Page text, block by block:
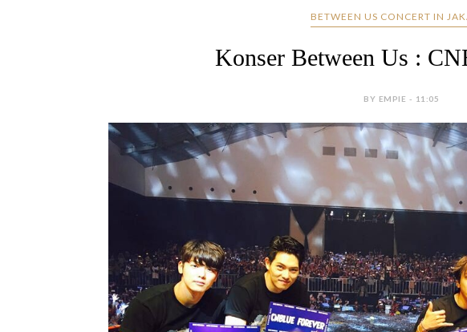
BETWEEN US CONCERT IN
Konser Between Us :
BY EMPIE - 11:05